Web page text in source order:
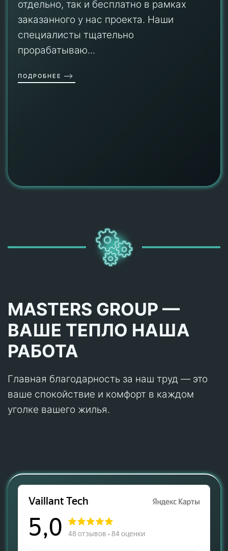
отдельно, так и бесплатно в рамках
заказанного у нас проекта. Наши
специалисты тщательно
прорабатываю...
ПОДРОБНЕЕ
MASTERS GROUP —
ВАШЕ ТЕПЛО НАША
РАБОТА
Главная благодарность за наш труд — это
ваше спокойствие и комфорт в каждом
уголке вашего жилья.